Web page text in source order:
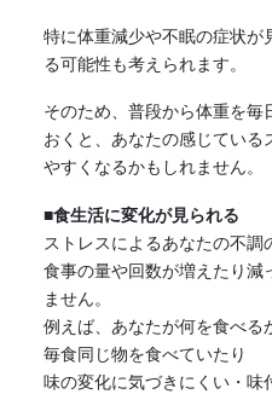
特に体重減少や不眠の症状が
る可能性も考えられます。
そのため、普段から体重を毎
おくと、あなたの感じている
やすくなるかもしれません。
■食生活に変化が見られる
ストレスによるあなたの不調
食事の量や回数が増えたり減
ません。
例えば、あなたが何を食べる
毎食同じ物を食べていたり
味の変化に気づきにくい・味